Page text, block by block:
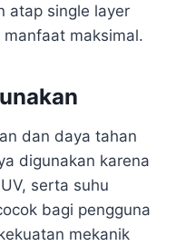
atap single layer
maksimal.
dan daya tahan
digunakan karena
serta suhu
bagi pengguna
mekanik